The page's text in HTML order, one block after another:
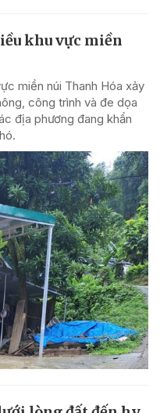
khu vực miền
miền núi Thanh Hóa xảy
công trình và đe dọa
địa phương đang khẩn